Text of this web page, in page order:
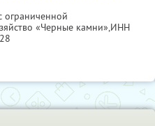
ограниченной
«Черные камни»,ИНН